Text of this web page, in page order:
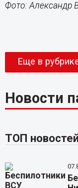
Фото: Александр
Еще в
Новости
ТОП